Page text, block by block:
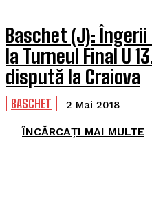
Baschet (J):
la Turneul Final U
dispută la Craiova
BASCHET 2 Mai 2018
ÎNCĂRCAȚI MAI MULTE